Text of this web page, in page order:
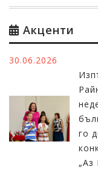
Акценти
30.06.2026
го
„Аз